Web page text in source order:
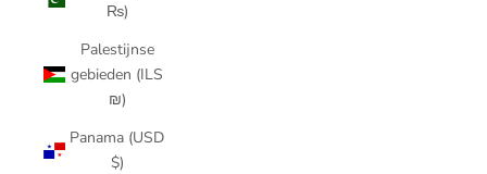
₨)
Palestijnse
gebieden (ILS
₪)
Panama (USD
$)